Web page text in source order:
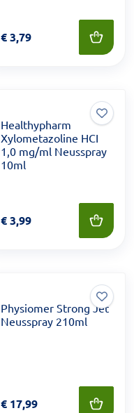
Prijs: € 3,79
€3,79
Healthypharm
Xylometazoline HCI
1,0 mg/ml Neusspray
10ml
Prijs: € 3,99
€3,99
Physiomer Strong Jet
Neusspray 210ml
Prijs: € 17,99
€ 17,99